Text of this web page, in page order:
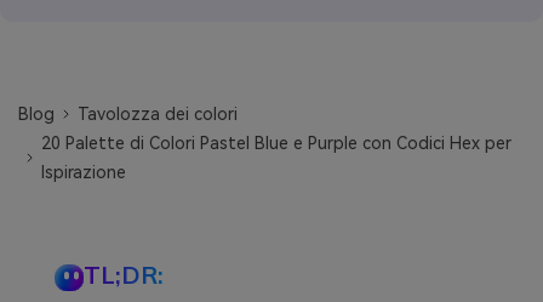
Blog
Tavolozza dei colori
20 Palette di Colori Pastel Blue e Purple con Codici Hex per
Ispirazione
TL;DR: